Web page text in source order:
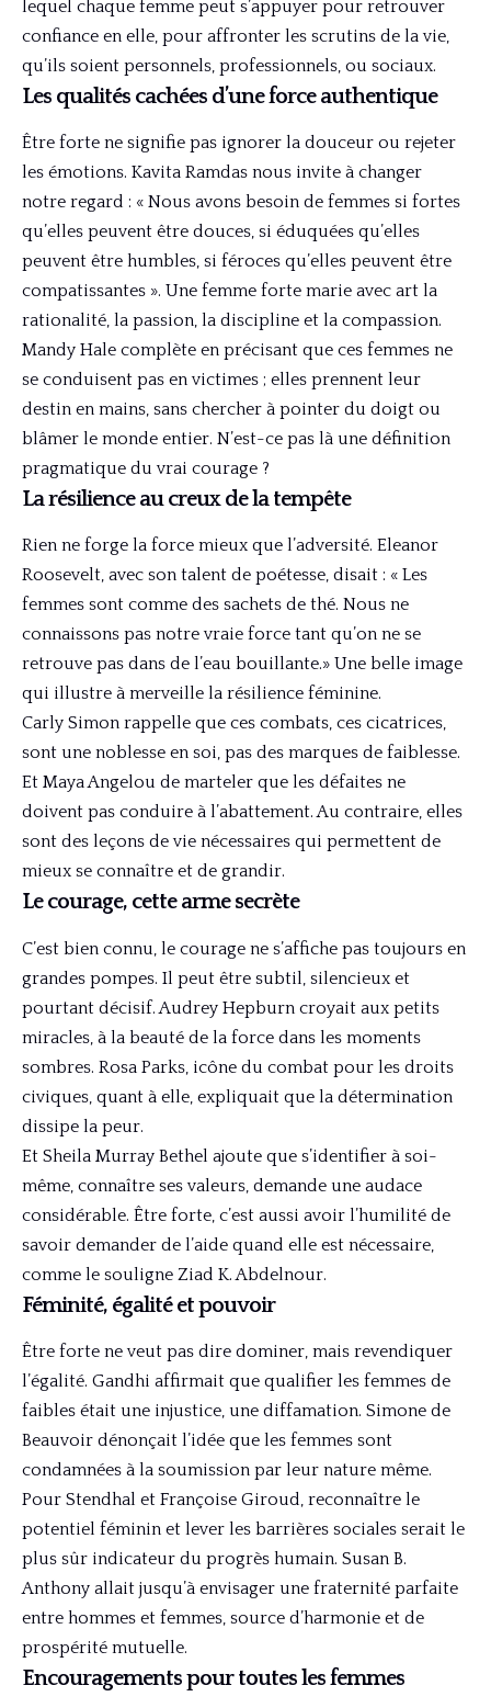
lequel chaque femme peut s’appuyer pour retrouver
confiance en elle, pour affronter les scrutins de la vie,
qu’ils soient personnels, professionnels, ou sociaux.
Les qualités cachées d’une force authentique
Être forte ne signifie pas ignorer la douceur ou rejeter
les émotions. Kavita Ramdas nous invite à changer
notre regard : « Nous avons besoin de femmes si fortes
qu’elles peuvent être douces, si éduquées qu’elles
peuvent être humbles, si féroces qu’elles peuvent être
compatissantes ». Une femme forte marie avec art la
rationalité, la passion, la discipline et la compassion.
Mandy Hale complète en précisant que ces femmes ne
se conduisent pas en victimes ; elles prennent leur
destin en mains, sans chercher à pointer du doigt ou
blâmer le monde entier. N’est-ce pas là une définition
pragmatique du vrai courage ?
La résilience au creux de la tempête
Rien ne forge la force mieux que l’adversité. Eleanor
Roosevelt, avec son talent de poétesse, disait : « Les
femmes sont comme des sachets de thé. Nous ne
connaissons pas notre vraie force tant qu’on ne se
retrouve pas dans de l’eau bouillante.» Une belle image
qui illustre à merveille la résilience féminine.
Carly Simon rappelle que ces combats, ces cicatrices,
sont une noblesse en soi, pas des marques de faiblesse.
Et Maya Angelou de marteler que les défaites ne
doivent pas conduire à l’abattement. Au contraire, elles
sont des leçons de vie nécessaires qui permettent de
mieux se connaître et de grandir.
Le courage, cette arme secrète
C’est bien connu, le courage ne s’affiche pas toujours en
grandes pompes. Il peut être subtil, silencieux et
pourtant décisif. Audrey Hepburn croyait aux petits
miracles, à la beauté de la force dans les moments
sombres. Rosa Parks, icône du combat pour les droits
civiques, quant à elle, expliquait que la détermination
dissipe la peur.
Et Sheila Murray Bethel ajoute que s’identifier à soi-
même, connaître ses valeurs, demande une audace
considérable. Être forte, c’est aussi avoir l’humilité de
savoir demander de l’aide quand elle est nécessaire,
comme le souligne Ziad K. Abdelnour.
Féminité, égalité et pouvoir
Être forte ne veut pas dire dominer, mais revendiquer
l’égalité. Gandhi affirmait que qualifier les femmes de
faibles était une injustice, une diffamation. Simone de
Beauvoir dénonçait l’idée que les femmes sont
condamnées à la soumission par leur nature même.
Pour Stendhal et Françoise Giroud, reconnaître le
potentiel féminin et lever les barrières sociales serait le
plus sûr indicateur du progrès humain. Susan B.
Anthony allait jusqu’à envisager une fraternité parfaite
entre hommes et femmes, source d’harmonie et de
prospérité mutuelle.
Encouragements pour toutes les femmes